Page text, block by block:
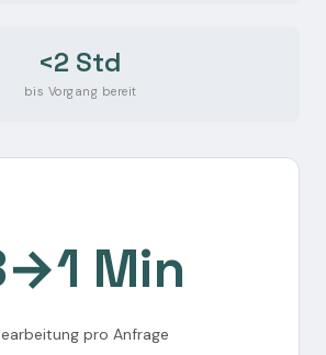
<2 Std
bis Vorgang bereit
Min
pro Anfrage